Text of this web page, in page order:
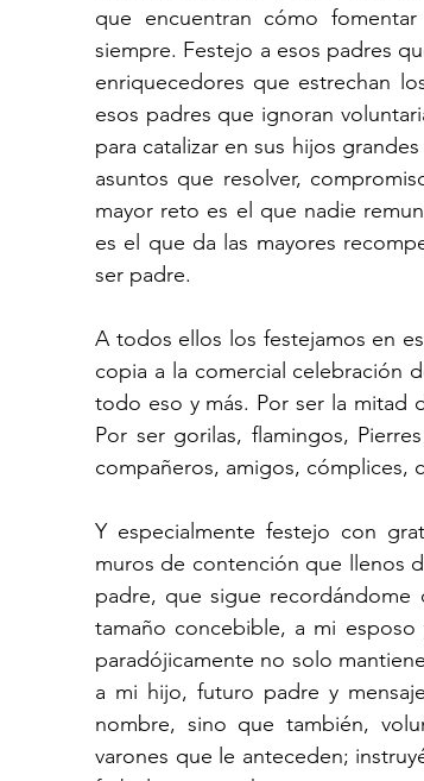
que encuentran cómo
siempre. Festejo a esos padres
enriquecedores que estrechan
esos padres que ignoran
para catalizar en sus hijos
asuntos que resolver,
mayor reto es el que nadie
es el que da las mayores
ser padre.
A todos ellos los festejamos en
copia a la comercial celebración
todo eso y más. Por ser la mitad
Por ser gorilas, flamingos,
compañeros, amigos, cómplices,
Y especialmente festejo con
muros de contención que llenos
padre, que sigue
tamaño concebible, a mi
paradójicamente no solo
a mi hijo, futuro padre y
nombre, sino que también,
varones que le anteceden;